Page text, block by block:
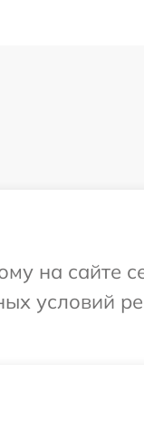
на сайте
условий